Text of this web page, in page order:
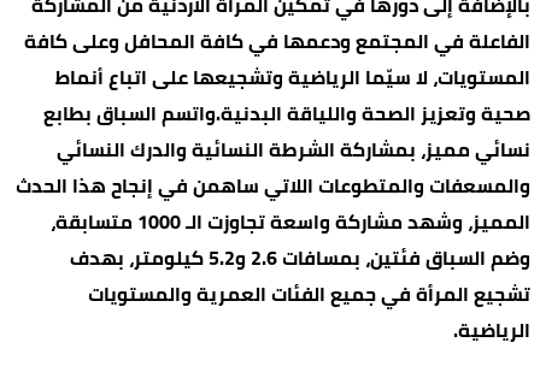
الفاعلة في المجتمع ودعمها في كافة المحافل وعلى كافة
المستويات، لا سيّما الرياضية وتشجيعها على اتباع أنماط
صحية وتعزيز الصحة واللياقة البدنية.واتسم السباق بطابع
نسائي مميز، بمشاركة الشرطة النسائية والدرك النسائي
والمسعفات والمتطوعات اللاتي ساهمن في إنجاح هذا الحدث
المميز، وشهد مشاركة واسعة تجاوزت الـ 1000 متسابقة،
وضم السباق فئتين، بمسافات 2.6 و5.2 كيلومتر، بهدف
تشجيع المرأة في جميع الفئات العمرية والمستويات
الرياضية.